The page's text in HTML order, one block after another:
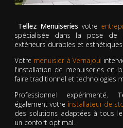
Tellez Menuiseries votre
spécialisée dans la pose de
extérieurs durables et
Votre menuisier à Vernajoul
l'installation de menuiseries en
faire traditionnel et technologies
Professionnel expérimenté,
également votre installateur de
des solutions adaptées à tous
un confort optimal.